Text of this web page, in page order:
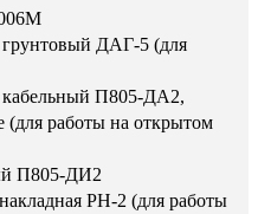
грунтовый ДАГ-5 (для
кабельный П805-ДА2,
(для работы на открытом
П805-ДИ2
РН-2 (для работы